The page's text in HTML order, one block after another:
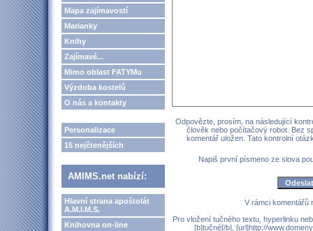
Mapa zajímavostí
Marianky
Knihy
Zajímavé...
Mimo oblast FATYMu
Výzdoba kostelů
O nás a kontakty
Personalizace
15 nejčtenějších
AMIMS.net nabízí:
Hlavní strana apoštolát
A.M.I.M.S.
Knihovna on-line
Odpovězte, prosím, na následující
člověk nebo počítačový robot. Bez
komentář uložen. Tato kontrolní
Napiš první písmeno ze slova
V rámci komentářů
Pro vložení tučného textu, hyperlinku
[b]tučné[/b], [url]http://